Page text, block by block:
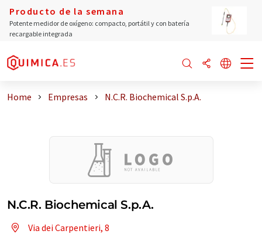
Producto de la semana
Potente medidor de oxígeno: compacto, portátil y con batería
recargable integrada
Home Empresas N.C.R. Biochemical S.p.A.
N.C.R. Biochemical S.p.A.
Via dei Carpentieri, 8